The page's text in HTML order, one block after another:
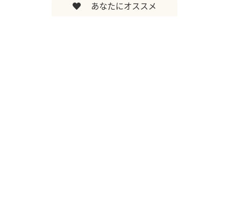
あなたにオススメ